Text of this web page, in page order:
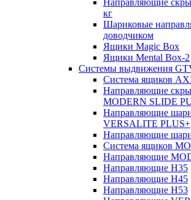
кг
Шариковые
доводчиком
Ящики Magic Box
Ящики Mental Box-2
Системы выдвижения
Система ящиков
Направляющие
MODERN SLIDE
Направляющие
VERSALITE PLUS+
Направляющие
Система ящиков
Направляющие
Направляющие H35
Направляющие H45
Направляющие H53